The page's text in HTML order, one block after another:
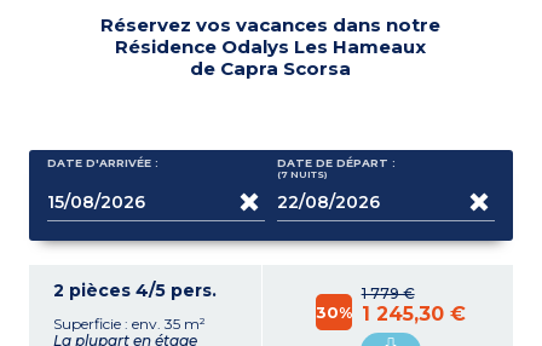
Réservez vos vacances dans notre
Résidence Odalys Les Hameaux
de Capra Scorsa
DATE D'ARRIVÉE : DATE DE DÉPART :
(7 NUITS)
2 pièces 4/5 pers.
Superficie : env. 35 m²
La plupart en étage
1 779 €
30% 1 245,30 €